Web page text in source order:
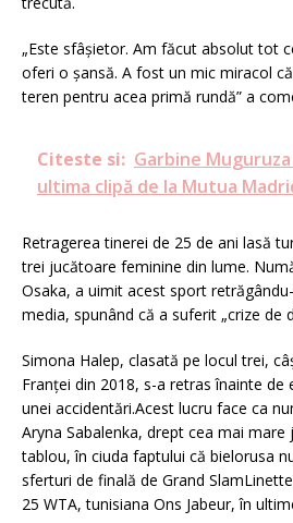
„Este sfâșietor. Am făcut absolut tot
oferi o șansă. A fost un mic miracol
teren pentru acea primă rundă” a
Citeste si: Garbine
ultima clipă de la Mutua
Retragerea tinerei de 25 de ani lasă
trei jucătoare feminine din lume.
Osaka, a uimit acest sport
media, spunând că a suferit „crize de
Simona Halep, clasată pe locul trei,
Franței din 2018, s-a retras înainte de
unei accidentări.Acest lucru face ca
Aryna Sabalenka, drept cea mai
tablou, în ciuda faptului că bielorusa
sferturi de finală de Grand
25 WTA, tunisiana Ons Jabeur, în